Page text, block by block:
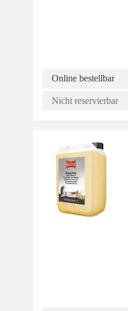
Online bestellbar
Nicht reservierbar